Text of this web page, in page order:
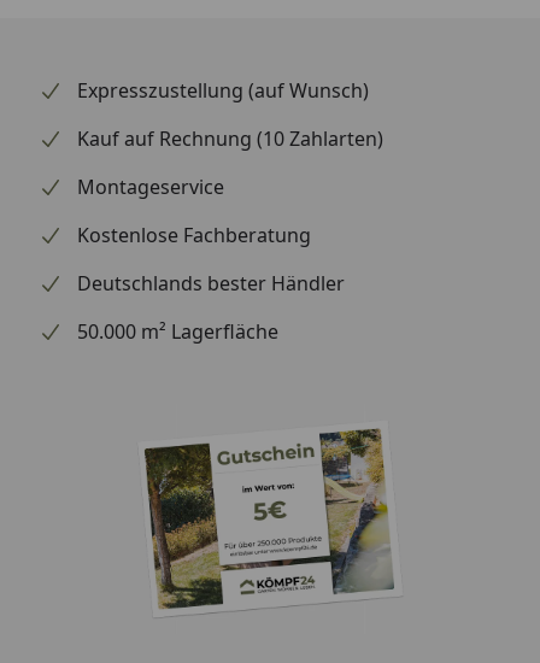
Geräuschlose Stromerzeugung
Verbrauch von fossilen Brennstoffen wird
reduziert
Hohe Lebensdauer der PV-Module (20+ Jahre)
Material
Carport Konstruktion:
Rauchglasgrau (100 % UV-
Schutz / 81 %
Infrarotstrahlung-Schutz)
oder Klarmatt (100 % UV-
Schutz / 37 %
Infrarotstrahlung-Schutz).
Sie können die gewünschte
Expresszustellung (auf Wunsch)
Kauf auf Rechnung (10 Zahlarten)
Montageservice
Kostenlose Fachberatung
Deutschlands bester Händler
50.000 m² Lagerfläche